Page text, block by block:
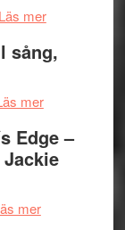
genrens
terräng
på
Läs merom
Endre,
Roland
Pöntinen
sång,
merom
bjuder
in
Edge –
merom